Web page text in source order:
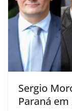
Sergio
Paraná em